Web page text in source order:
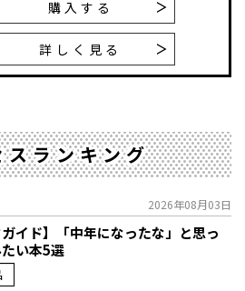
購入する
詳しく見る
スランキング
2026年08月03日
ガイド】「中年になったな」と思っ
い本5選